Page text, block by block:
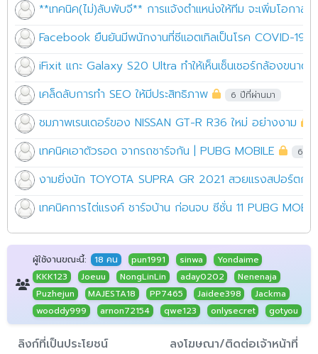
**เทคนิค(ไม่)ลับพับจี** การแจ้งตำแหน่งให้ทีม จะเพิ่มโอกาส
Facebook ยืนยันมีพนักงานที่ซีแอตเทิลเป็นโรค COVID-19
iFixit แกะ Galaxy S20 Ultra ทำให้เห็นเซ็นเซอร์กล้องขนาด
เคล็ดลับการทำ SEO ให้มีประสิทธิภาพ
6 ปีที่ผ่านมา
ชมภาพเรนเดอร์ของ NISSAN GT-R R36 ใหม่ อย่างงาม
เทคนิคเอาตัวรอด จากรถชาร์จกัน | PUBG MOBILE
6 ปี
งามยิ่งนัก TOYOTA SUPRA GR 2021 สวยแรงสปอร์ตกระ
เทคนิคการไต่แรงค์ ชาร์จบ้าน ก่อนจบ ซีซั่น 11 PUBG
ผู้ใช้งานขณะนี้: 18 คน pun1991 sinwa
Yondaime
KKK123
Joeuu NongLinLin aday0202
Nenenaja
Puzhejun
MAJESTA18 PP7465 Jaidee398
Jackma
wooddy999
arnon72154 qwe123 onlysecret gotyou
ลิงก์ที่เป็นประโยชน์ ลงโฆษณา/ติดต่อเจ้าหน้าที่